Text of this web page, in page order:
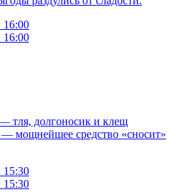
16:00
16:00
тля, долгоносик и клещ
— мощнейшее средство «сносит»
15:30
15:30